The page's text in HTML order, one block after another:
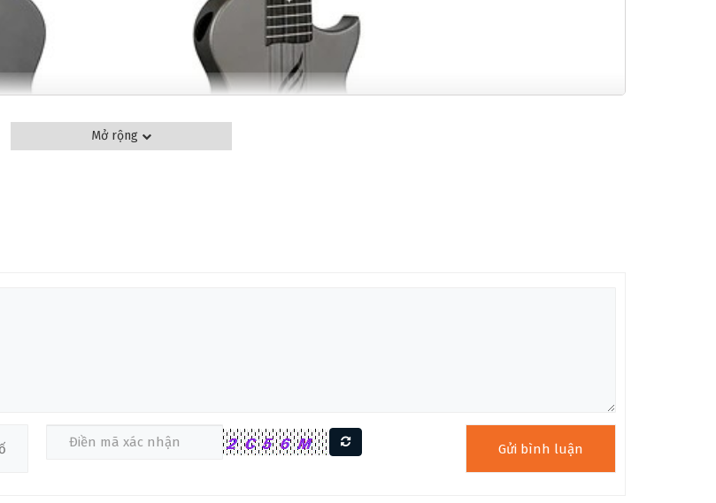
không và công nghiệp cao cấp nhờ khả năng chịu lực, chống biến dạng và độ bền vượt trội. Khác với gỗ
cây đàn luôn giữ được hình dáng và chất lượng âm thanh ổn định trong thời gian rất dài.
Mở rộng